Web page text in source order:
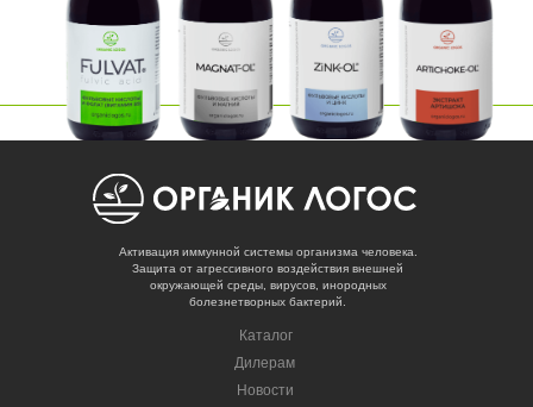
Активация иммунной системы организма человека.
Защита от агрессивного воздействия внешней
окружающей среды, вирусов, инородных
болезнетворных бактерий.
Каталог
Дилерам
Новости